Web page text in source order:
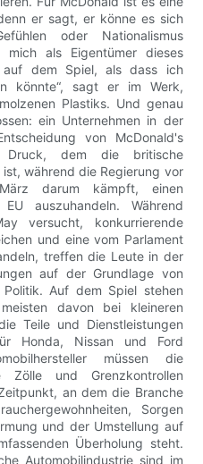
er sagt, er könne es sich
oder Nationalismus
mich als Eigentümer dieses
auf dem Spiel, als dass ich
könnte“, sagt er im Werk,
Plastiks. Und genau
ein Unternehmen in der
von McDonald's
Druck, dem die britische
während die Regierung vor
darum kämpft, einen
auszuhandeln. Während
versucht, konkurrierende
und eine vom Parlament
treffen die Leute in der
auf der Grundlage von
Auf dem Spiel stehen
davon bei kleineren
Teile und Dienstleistungen
Honda, Nissan und Ford
müssen die
Zölle und Grenzkontrollen
an dem die Branche
Sorgen
und der Umstellung auf
Überholung steht.
Automobilindustrie sind im